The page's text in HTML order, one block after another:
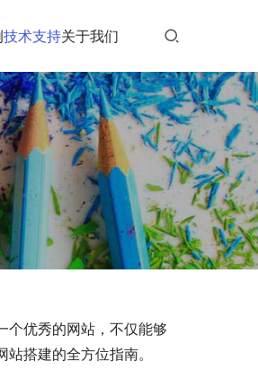
技术支持关于我们
个优秀的网站，不仅能够
搭建的全方位指南。